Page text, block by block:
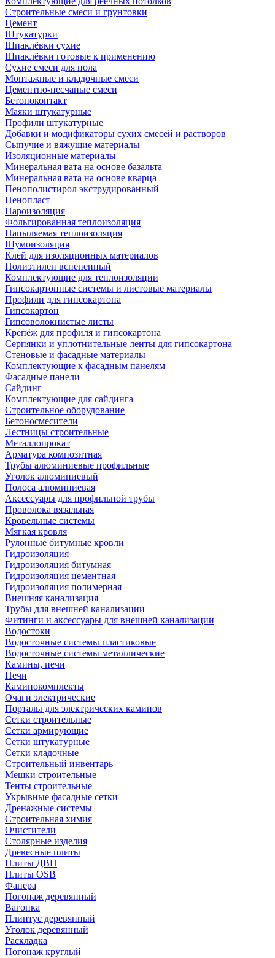
Строительные смеси и грунтовки
Цемент
Штукатурки
Шпаклёвки сухие
Шпаклёвки готовые к применению
Сухие смеси для пола
Монтажные и кладочные смеси
Цементно-песчаные смеси
Бетоноконтакт
Маяки штукатурные
Профили штукатурные
Добавки и модификаторы сухих смесей и растворов
Сыпучие и вяжущие материалы
Изоляционные материалы
Минеральная вата на основе базальта
Минеральная вата на основе кварца
Пенополистирол экструдированный
Пенопласт
Пароизоляция
Фольгированная теплоизоляция
Напыляемая теплоизоляция
Шумоизоляция
Клей для изоляционных материалов
Полиэтилен вспененный
Комплектующие для теплоизоляции
Гипсокартонные системы и листовые материалы
Профили для гипсокартона
Гипсокартон
Гипсоволокнистые листы
Крепёж для профиля и гипсокартона
Серпянки и уплотнительные ленты для гипсокартона
Стеновые и фасадные материалы
Комплектующие к фасадным панелям
Фасадные панели
Сайдинг
Комплектующие для сайдинга
Строительное оборудование
Бетоносмесители
Лестницы строительные
Металлопрокат
Арматура композитная
Трубы алюминиевые профильные
Уголок алюминиевый
Полоса алюминиевая
Аксессуары для профильной трубы
Проволока вязальная
Кровельные системы
Мягкая кровля
Рулонные битумные кровли
Гидроизоляция
Гидроизоляция битумная
Гидроизоляция цементная
Гидроизоляция полимерная
Внешняя канализация
Трубы для внешней канализации
Фитинги и аксессуары для внешней канализации
Водостоки
Водосточные системы пластиковые
Водосточные системы металлические
Камины, печи
Печи
Каминокомплекты
Очаги электрические
Порталы для электрических каминов
Сетки строительные
Сетки армирующие
Сетки штукатурные
Сетки кладочные
Строительный инвентарь
Мешки строительные
Тенты строительные
Укрывные фасадные сетки
Дренажные системы
Строительная химия
Очистители
Столярные изделия
Древесные плиты
Плиты ДВП
Плиты OSB
Фанера
Погонаж деревянный
Вагонка
Плинтус деревянный
Уголок деревянный
Раскладка
Погонаж круглый